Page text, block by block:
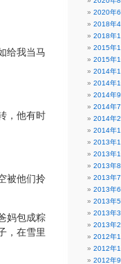
给我当马
，他有时
被他们拎
妈包成粽
，在雪里
2020年6
2018年4
2018年1
2015年
2015年
2014年
2014年
2014年9
2014年7
2014年2
2014年1
2013年
2013年
2013年8
2013年7
2013年6
2013年5
2013年3
2013年2
2012年
2012年
2012年9